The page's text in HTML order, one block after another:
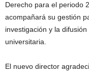
Derecho para el periodo
acompañará su gestión
investigación y la
universitaria.
El nuevo director